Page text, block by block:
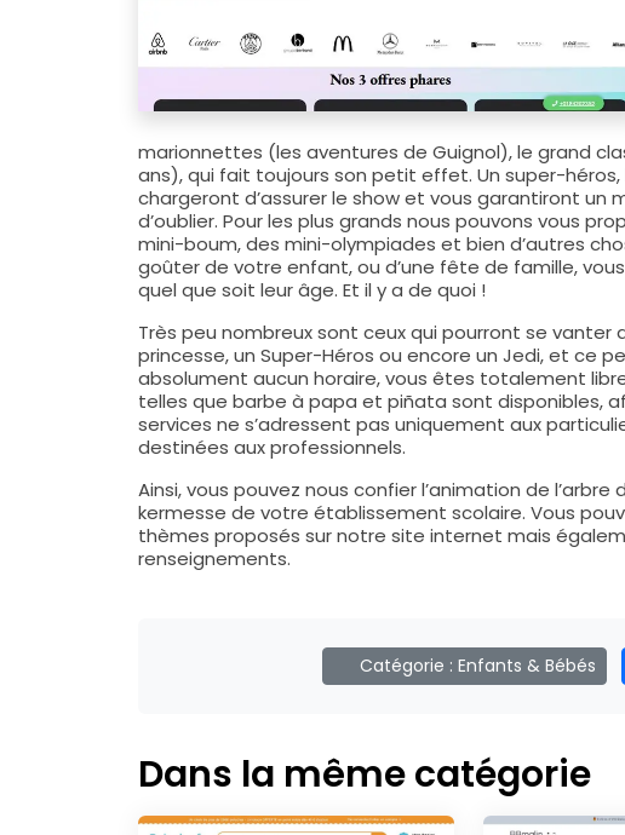
marionnettes (les aventures de Guignol), le grand
ans), qui fait toujours son petit effet. Un super-
chargeront d’assurer le show et vous garantiront
d’oublier. Pour les plus grands nous pouvons vous
mini-boum, des mini-olympiades et bien d’autres
goûter de votre enfant, ou d’une fête de famille,
quel que soit leur âge. Et il y a de quoi !
Très peu nombreux sont ceux qui pourront se
princesse, un Super-Héros ou encore un Jedi, et ce
absolument aucun horaire, vous êtes totalement
telles que barbe à papa et piñata sont disponibles,
services ne s’adressent pas uniquement aux
destinées aux professionnels.
Ainsi, vous pouvez nous confier l’animation de
kermesse de votre établissement scolaire. Vous
thèmes proposés sur notre site internet mais
renseignements.
Catégorie : Enfants & Bébés
Dans la même catégorie